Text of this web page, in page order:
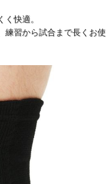
快適。
練習から試合まで長くお使